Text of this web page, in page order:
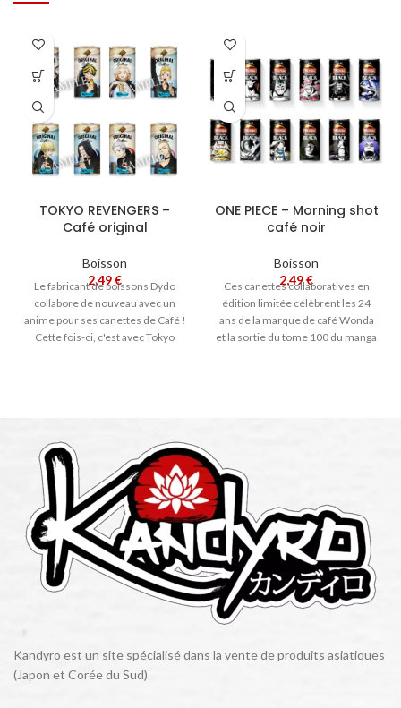
TOKYO REVENGERS –
Café original
Boisson
2,49€
Lefabricantde boissons Dydo
collabore de nouveau avec un
anime pour ses canettes de Café !
Cettefois-ci, c'estavecTokyo
ONE PIECE – Morning shot
café noir
Boisson
2,49€
Ces canettes collaboratives en
édition limitée célèbrent les 24
ans de la marque de café Wonda
et la sortie du tome 100 du manga
Kandyro est un site spécialisé dans la vente de produits asiatiques
(Japon et Corée du Sud)